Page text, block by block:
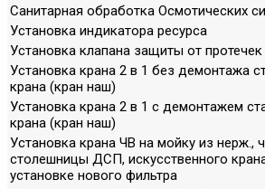
Санитарная обработка Осмотических
Установка индикатора ресурса
Установка клапана защиты от протечек
Установка крана 2 в 1 без демонтажа
крана (кран наш)
Установка крана 2 в 1 с демонтажем
крана (кран наш)
Установка крана ЧВ на мойку из нерж.,
столешницы ДСП, искусственного
установке нового фильтра